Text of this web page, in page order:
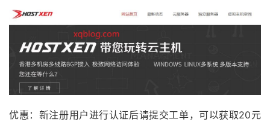
优惠：新注册用户进行认证后请提交工单，可以获取20元